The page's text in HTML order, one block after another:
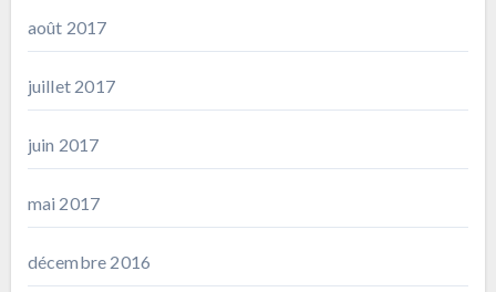
août 2017
juillet 2017
juin 2017
mai 2017
décembre 2016